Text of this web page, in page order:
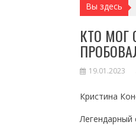
Вы здесь
КТО МОГ
19.01.2023
Кристина
Легендарный